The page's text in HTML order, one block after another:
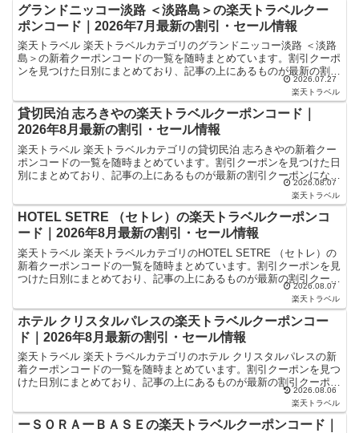
グランドニッコー淡路 ＜淡路島＞の楽天トラベルクー
ポンコード｜2026年7月最新の割引・セール情報
楽天トラベル 楽天トラベルカテゴリのグランドニッコー淡路 ＜淡路
島＞の新着クーポンコードの一覧を随時まとめています。割引クーポ
ンを見つけた日別にまとめており、記事の上にあるものが最新の割引
クーポンになります。ホテル・旅館宿泊の予約などで使え...2026.07.27
楽天トラベル
貸切民泊 志ろきやの楽天トラベルクーポンコード｜
2026年8月最新の割引・セール情報
楽天トラベル 楽天トラベルカテゴリの貸切民泊 志ろきやの新着クー
ポンコードの一覧を随時まとめています。割引クーポンを見つけた日
別にまとめており、記事の上にあるものが最新の割引クーポンになり
ます。ホテル・旅館宿泊の予約などで使えるクーポンやセ...2026.08.07
楽天トラベル
HOTEL SETRE （セトレ）の楽天トラベルクーポンコ
ード｜2026年8月最新の割引・セール情報
楽天トラベル 楽天トラベルカテゴリのHOTEL SETRE （セトレ）の
新着クーポンコードの一覧を随時まとめています。割引クーポンを見
つけた日別にまとめており、記事の上にあるものが最新の割引クーポ
2026.08.07
楽天トラベル
ホテル クリスタルパレスの楽天トラベルクーポンコー
ド｜2026年8月最新の割引・セール情報
楽天トラベル 楽天トラベルカテゴリのホテル クリスタルパレスの新
着クーポンコードの一覧を随時まとめています。割引クーポンを見つ
けた日別にまとめており、記事の上にあるものが最新の割引クーポン
になります。ホテル・旅館宿泊の予約などで使えるクーポ...2026.08.06
楽天トラベル
ーＳＯＲＡーＢＡＳＥの楽天トラベルクーポンコード｜